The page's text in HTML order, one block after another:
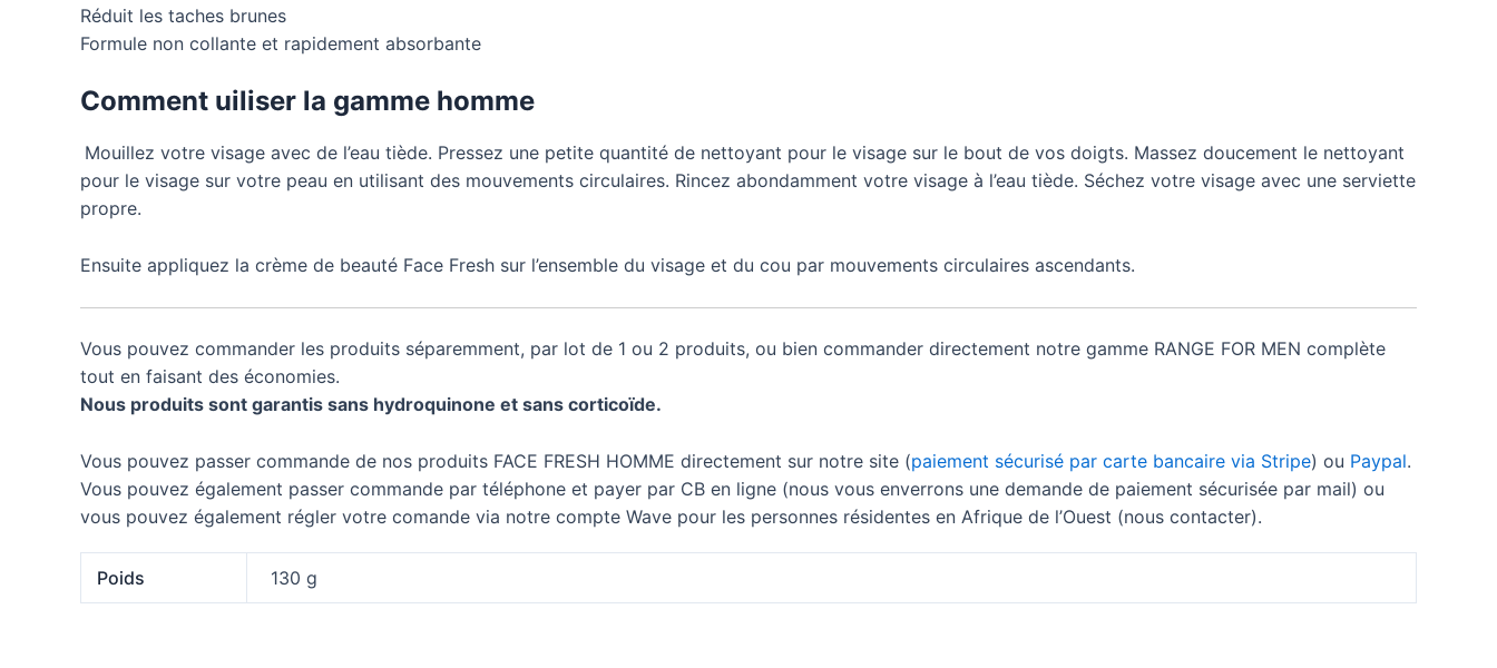
Réduit les taches brunes
Formule non collante et rapidement absorbante
Comment uiliser la gamme homme
Mouillez votre visage avec de l’eau tiède. Pressez une petite quantité de nettoyant pour le visage sur le bout de vos doigts. Massez doucement le nettoyant
pour le visage sur votre peau en utilisant des mouvements circulaires. Rincez abondamment votre visage à l’eau tiède. Séchez votre visage avec une serviette
propre.
Ensuite appliquez la crème de beauté Face Fresh sur l’ensemble du visage et du cou par mouvements circulaires ascendants.
Vous pouvez commander les produits séparemment, par lot de 1 ou 2 produits, ou bien commander directement notre gamme RANGE FOR MEN complète
tout en faisant des économies.
Nous produits sont garantis sans hydroquinone et sans corticoïde.
Vous pouvez passer commande de nos produits FACE FRESH HOMME directement sur notre site (paiement sécurisé par carte bancaire via Stripe) ou Paypal.
Vous pouvez également passer commande par téléphone et payer par CB en ligne (nous vous enverrons une demande de paiement sécurisée par mail) ou
vous pouvez également régler votre comande via notre compte Wave pour les personnes résidentes en Afrique de l’Ouest (nous contacter).
Poids 130 g